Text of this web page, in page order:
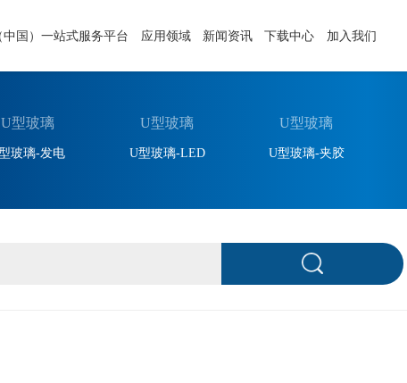
国）一站式服务平台 应用领域 新闻资讯 下载中心 加入我们
U型玻璃
玻璃-发电
U型玻璃
U型玻璃-LED
U型玻璃
U型玻璃-夹胶